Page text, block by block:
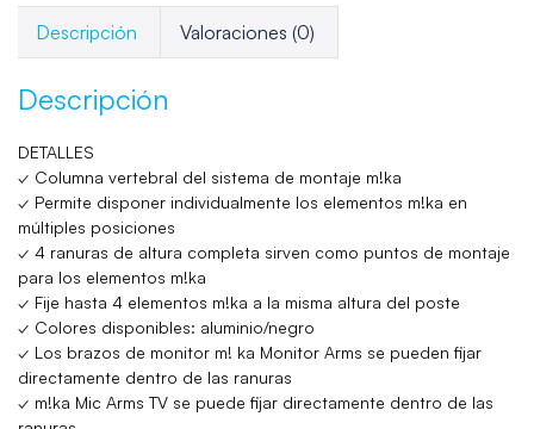
Descripción Valoraciones (0)
Descripción
DETALLES
✓ Columna vertebral del sistema de montaje m!ka
✓ Permite disponer individualmente los elementos m!ka en
múltiples posiciones
✓ 4 ranuras de altura completa sirven como puntos de montaje
para los elementos m!ka
✓ Fije hasta 4 elementos m!ka a la misma altura del poste
✓ Colores disponibles: aluminio/negro
✓ Los brazos de monitor m! ka Monitor Arms se pueden fijar
directamente dentro de las ranuras
✓ m!ka Mic Arms TV se puede fijar directamente dentro de las